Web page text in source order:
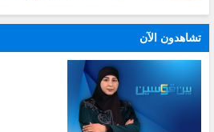
تشاهدون الآن